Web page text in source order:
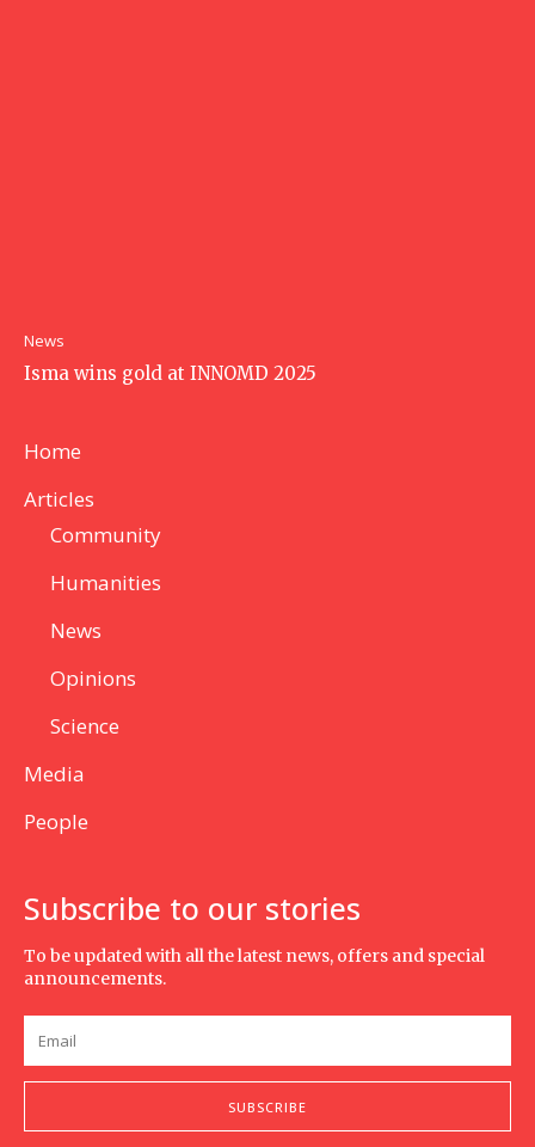
News
Isma wins gold at INNOMD 2025
Home
Articles
Community
Humanities
News
Opinions
Science
Media
People
Subscribe to our stories
To be updated with all the latest news, offers and special
announcements.
SUBSCRIBE